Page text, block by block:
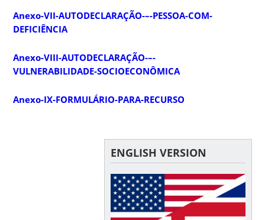
Anexo-VII-AUTODECLARAÇÃO-–-PESSOA-COM-
DEFICIÊNCIA
Anexo-VIII-AUTODECLARAÇÃO-–-
VULNERABILIDADE-SOCIOECONÔMICA
Anexo-IX-FORMULÁRIO-PARA-RECURSO
ENGLISH VERSION